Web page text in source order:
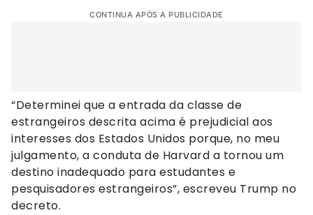
CONTINUA APÓS A PUBLICIDADE
“Determinei que a entrada da classe de
estrangeiros descrita acima é prejudicial aos
interesses dos Estados Unidos porque, no meu
julgamento, a conduta de Harvard a tornou um
destino inadequado para estudantes e
pesquisadores estrangeiros”, escreveu Trump no
decreto.